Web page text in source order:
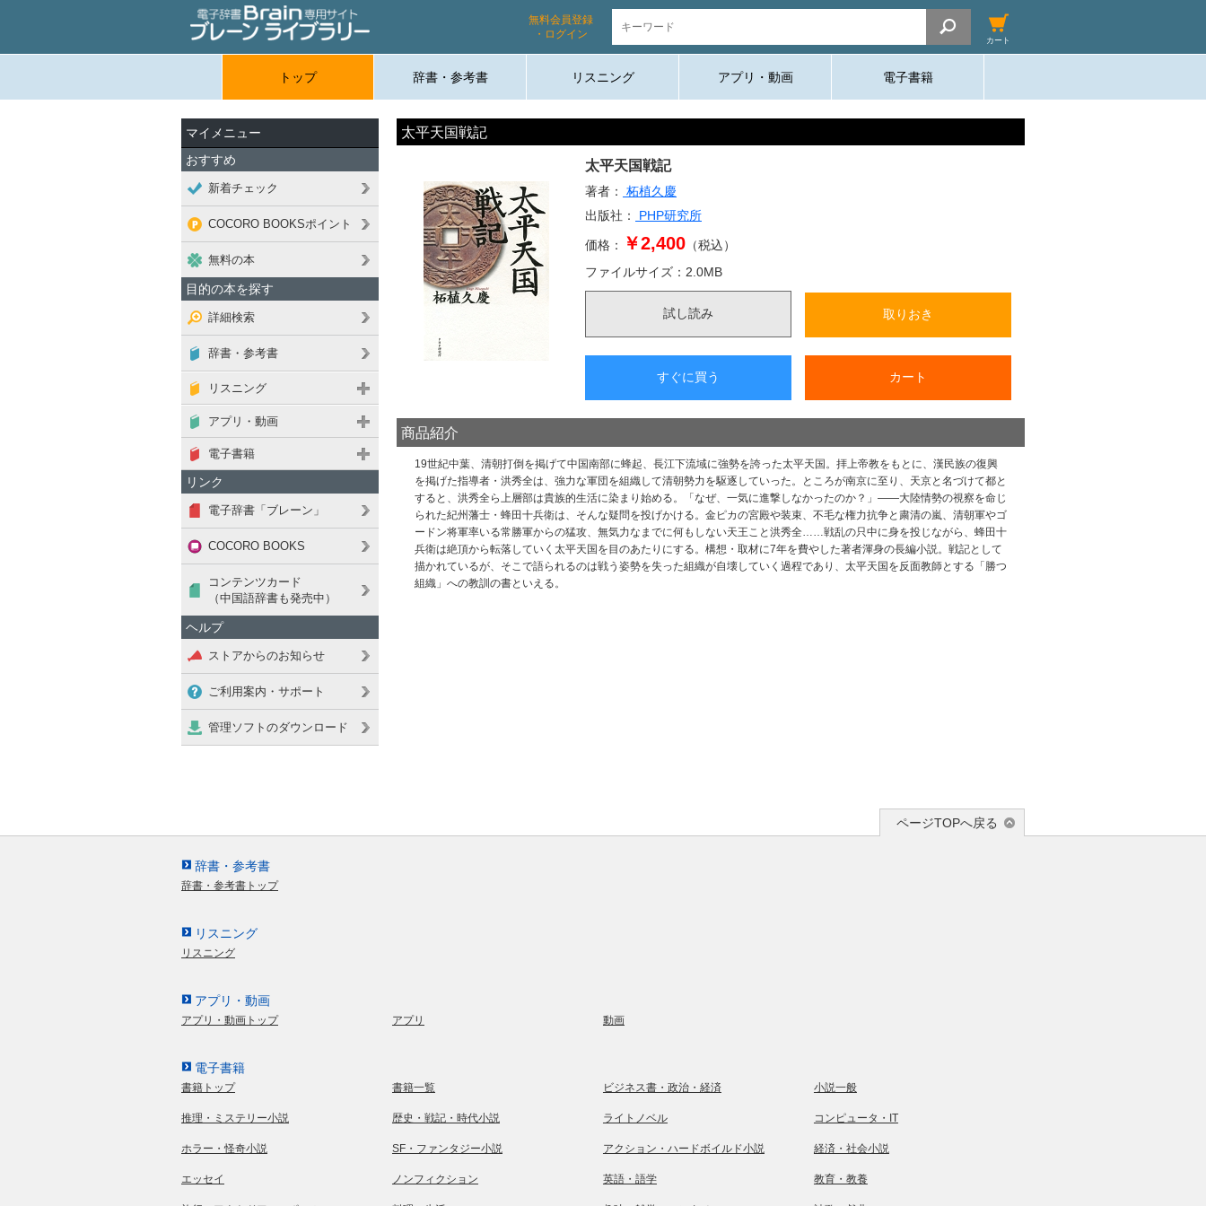
無料会員登録
・ログイン
カート
トップ 辞書・参考書 リスニング アプリ・動画 電子書籍
太平天国戦記
太平天国戦記
著者：
柘植久慶
出版社：
PHP研究所
価格： ￥2,400 （税込）
ファイルサイズ： 2.0MB
試し読み 取りおき
すぐに買う カート
商品紹介
19世紀中葉、清朝打倒を掲げて中国南部に蜂起、長江下流域に強勢を誇った太平天国。拝上帝教をもとに、漢民族の復興
を掲げた指導者・洪秀全は、強力な軍団を組織して清朝勢力を駆逐していった。ところが南京に至り、天京と名づけて都と
すると、洪秀全ら上層部は貴族的生活に染まり始める。「なぜ、一気に進撃しなかったのか？」――大陸情勢の視察を命じ
られた紀州藩士・蜂田十兵衛は、そんな疑問を投げかける。金ピカの宮殿や装束、不毛な権力抗争と粛清の嵐、清朝軍やゴ
ードン将軍率いる常勝軍からの猛攻、無気力なまでに何もしない天王こと洪秀全……戦乱の只中に身を投じながら、蜂田十
兵衛は絶頂から転落していく太平天国を目のあたりにする。構想・取材に7年を費やした著者渾身の長編小説。戦記として
描かれているが、そこで語られるのは戦う姿勢を失った組織が自壊していく過程であり、太平天国を反面教師とする「勝つ
組織」への教訓の書といえる。
マイメニュー
おすすめ
新着チェック
COCORO BOOKSポイント
無料の本
目的の本を探す
詳細検索
辞書・参考書
リスニング
アプリ・動画
電子書籍
リンク
電子辞書「ブレーン」
COCORO BOOKS
コンテンツカード
（中国語辞書も発売中）
ヘルプ
ストアからのお知らせ
ご利用案内・サポート
管理ソフトのダウンロード
辞書・参考書
辞書・参考書トップ
リスニング
リスニング
アプリ・動画
アプリ・動画トップ アプリ 動画
電子書籍
書籍トップ 書籍一覧 ビジネス書・政治・経済 小説一般
推理・ミステリー小説 歴史・戦記・時代小説 ライトノベル コンピュータ・IT
ホラー・怪奇小説 SF・ファンタジー小説 アクション・ハードボイルド小説 経済・社会小説
エッセイ ノンフィクション 英語・語学 教育・教養
ページTOPへ戻る